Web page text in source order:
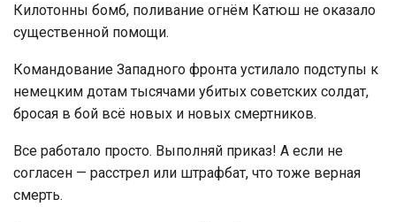
Килотонны бомб, поливание огнём Катюш не оказало
существенной помощи.
Командование Западного фронта устилало подступы к
немецким дотам тысячами убитых советских солдат,
бросая в бой всё новых и новых смертников.
Все работало просто. Выполняй приказ! А если не
согласен — расстрел или штрафбат, что тоже верная
смерть.